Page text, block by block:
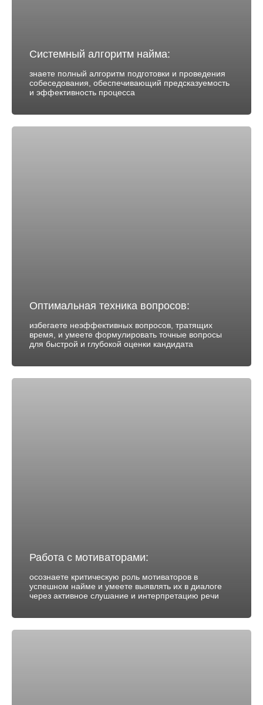
Системный алгоритм найма:
знаете полный алгоритм подготовки и проведения
собеседования, обеспечивающий предсказуемость
и эффективность процесса
Оптимальная техника вопросов:
избегаете неэффективных вопросов, тратящих
время, и умеете формулировать точные вопросы
для быстрой и глубокой оценки кандидата
Работа с мотиваторами:
осознаете критическую роль мотиваторов в
успешном найме и умеете выявлять их в диалоге
через активное слушание и интерпретацию речи